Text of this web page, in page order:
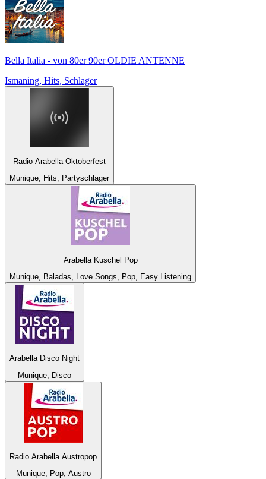
Bella Italia - von 80er 90er OLDIE ANTENNE
Ismaning, Hits, Schlager
Radio Arabella Oktoberfest
Munique, Hits, Partyschlager
Arabella Kuschel Pop
Munique, Baladas, Love Songs, Pop, Easy Listening
Arabella Disco Night
Munique, Disco
Radio Arabella Austropop
Munique, Pop, Austro